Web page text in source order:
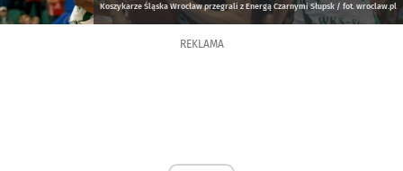
Koszykarze Śląska Wrocław przegrali z Energą Czarnymi Słupsk / fot. wroclaw.pl
REKLAMA